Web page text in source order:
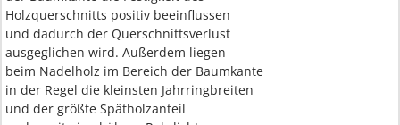
Holzquerschnitts positiv beeinflussen
und dadurch der Querschnittsverlust
ausgeglichen wird. Außerdem liegen
beim Nadelholz im Bereich der Baumkante
in der Regel die kleinsten Jahrringbreiten
und der größte Spätholzanteil